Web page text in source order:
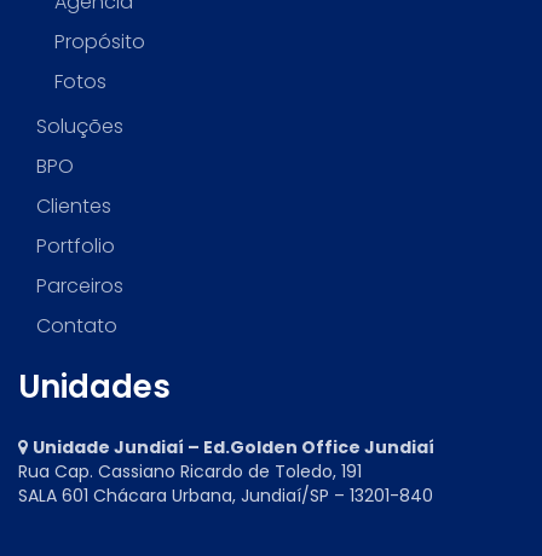
Propósito
Fotos
Soluções
BPO
Clientes
Portfolio
Parceiros
Contato
Unidades
Unidade Jundiaí – Ed.Golden Office Jundiaí
Rua Cap. Cassiano Ricardo de Toledo, 191
SALA 601 Chácara Urbana, Jundiaí/SP – 13201-840